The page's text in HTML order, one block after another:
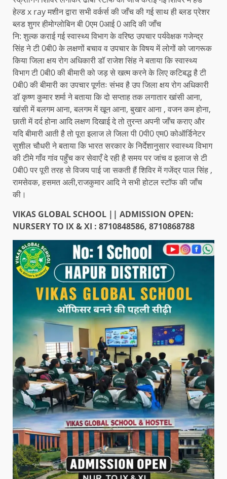
हेल्ड x ray मशीन द्वारा सभी वर्कर्स की जाँच की गई साथ ही ब्लड प्रेशर
ब्लड शुगर हीमोग्लोबिन बी 0एम 0आई 0 आदि की जाँच
नि: शुल्क कराई गई स्वास्थ्य विभाग के वरिष्ठ उपचार पर्यवेक्षक गजेन्द्र
सिंह ने टी 0बी0 के लक्षणों बचाव व उपचार के विषय में लोगों को जागरूक
किया जिला क्षय रोग अधिकारी डॉ राजेश सिंह ने बताया कि स्वास्थ्य
विभाग टी 0बी0 की बीमारी को जड़ से खत्म करने के लिए कटिबद्ध है टी
0बी0 की बीमारी का उपचार पूर्णतः संभव है उप जिला क्षय रोग अधिकारी
डॉ कृष्ण कुमार शर्मा ने बताया कि दो सप्ताह तक लगातार खांसी आना,
खांसी में बलगम आना, बलगम में खून आना, बुखार आना , वजन कम होना,
छाती में दर्द होना आदि लक्षण दिखाई दे तो तुरन्त अपनी जाँच कराए और
यदि बीमारी आती है तो पूरा इलाज ले जिला पी 0पी0 एम0 कोऑर्डिनेटर
सुशील चौधरी ने बताया कि भारत सरकार के निर्देशानुसार स्वास्थ्य विभाग
की टीमे गाँव गांव पहुँच कर सेवाएँ दे रही है समय पर जांच व इलाज से टी
0बी0 पर पूरी तरह से विजय पाई जा सकती हैं शिविर में गजेंद्र पाल सिंह ,
रामसेवक, हसमत अली,राजकुमार आदि ने सभी होटल स्टॉफ की जाँच
की।
VIKAS GLOBAL SCHOOL || ADMISSION OPEN:
NURSERY TO IX & XI : 8710848586, 8710868788